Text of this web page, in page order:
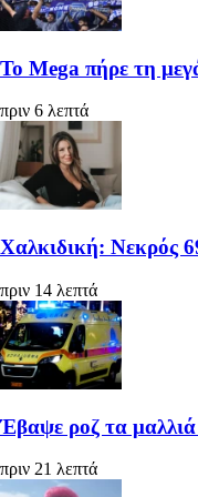
Το Mega πήρε τη
πριν 6 λεπτά
Χαλκιδική: Νεκρός
πριν 14 λεπτά
Έβαψε ροζ τα
πριν 21 λεπτά